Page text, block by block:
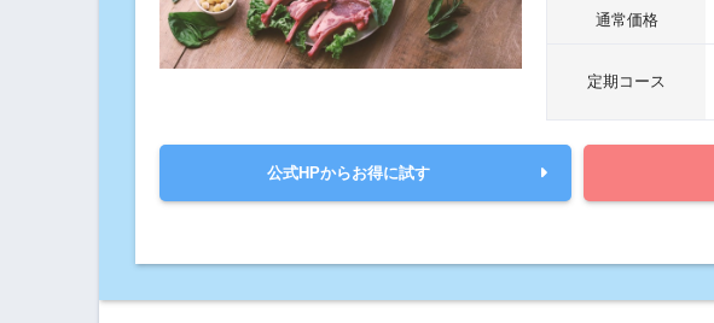
通常価格
定期コース
公式HPからお得に試す